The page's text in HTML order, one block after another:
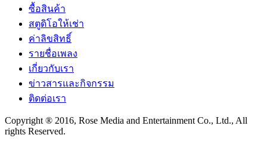
ซื้อสินค้า
สตูดิโอให้เช่า
ค่าลิขสิทธิ์
รายชื่อเพลง
เกี่ยวกับเรา
ข่าวสารและกิจกรรม
ติดต่อเรา
Copyright ® 2016, Rose Media and Entertainment Co., Ltd., All
rights Reserved.